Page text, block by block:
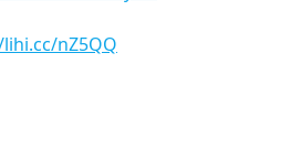
nZ5QQ